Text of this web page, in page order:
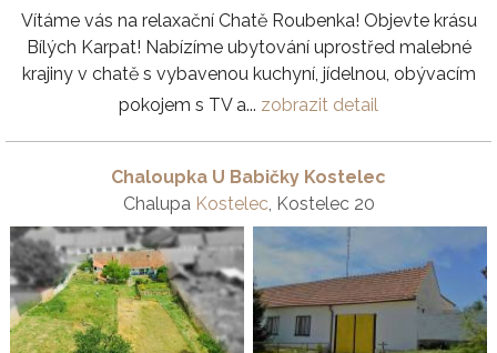
Vítáme vás na relaxační Chatě Roubenka! Objevte krásu
Bílých Karpat! Nabízíme ubytování uprostřed malebné
krajiny v chatě s vybavenou kuchyní, jídelnou, obývacím
pokojem s TV a... zobrazit detail
Chaloupka U Babičky Kostelec
Chalupa Kostelec, Kostelec 20